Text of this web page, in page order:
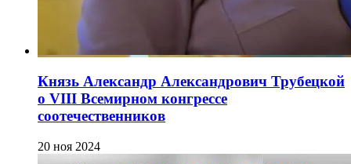
Князь Александр Александрович Трубецкой
о VIII Всемирном конгрессе
соотечественников
20 ноя 2024